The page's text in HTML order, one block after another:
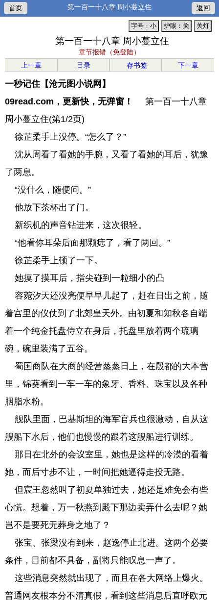
首页 第一百一十八章 周小蔓立住 返回
关灯
护眼：关
字号：小
第一百一十八章 周小蔓立住
章节报错（免登陆）
上一章
目录 存书签 下一章
一秒记住【沧元图小说网】
09read.com，更新快，无弹窗！
第一百一十八章
周小蔓立住(第1/2页)
徐芷柔手上没停。“怎么了？”
沈从周看了看她的手腕，又看了看她的耳后，犹豫
了两息。
“没什么，随便问。”
他放下茶杯出了门。
新织机的声音钻进来，这次很轻。
“他看你耳朵后面那颗痣了，看了两回。”
徐芷柔手上顿了一下。
她摸了摸耳后，指尖碰到一粒细小的凸
容菀汐天还没亮便早早儿起了，赶在日出之前，随
着宫里的仪仗到了北郊皇天外。由初夏和知秋各自端
着一个纯金托盘侍立在身后，托盘里放着两个琉璃
碗，碗里装满了五谷。
蜀国商队在大商的经营蒸蒸日上，在殷都的大本营
里，锦葵看到一车一车的象牙、香料、珠宝以及各种
胭脂水粉。
舰队里面，巴基斯坦的海军官兵也很激动，自从这
艘船下水后，他们也慢慢的跟着这艘船进行训练。
那日在北外的会议室里，她也是这样的冷漠的看着
她，而后寸步不让，一时间把她逼得走投无路。
但宸王忽然叫了初夏单独过去，她还是难免会有些
心慌。想着，万一秋燕到殿下那边卖弄什么去呢？她
岂不是要死无葬身之地了？
张宝、张梁没有到来，赵逸停止北进。这两个必要
条件，目前都不具备，副将只能叹息一声了。
这些消息突然就出现了，而且在各大网络上爆火。
普通网友根本分不清真假，看到这些消息后直呼欧元